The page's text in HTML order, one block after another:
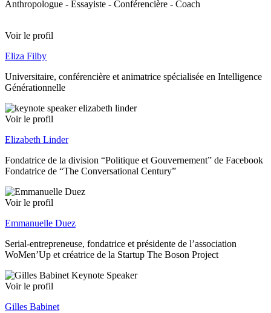
Anthropologue - Essayiste - Conférencière - Coach
Voir le profil
Eliza Filby
Universitaire, conférencière et animatrice spécialisée en Intelligence
Générationnelle
Voir le profil
Elizabeth Linder
Fondatrice de la division “Politique et Gouvernement” de Facebook
Fondatrice de “The Conversational Century”
Voir le profil
Emmanuelle Duez
Serial-entrepreneuse, fondatrice et présidente de l’association
WoMen’Up et créatrice de la Startup The Boson Project
Voir le profil
Gilles Babinet